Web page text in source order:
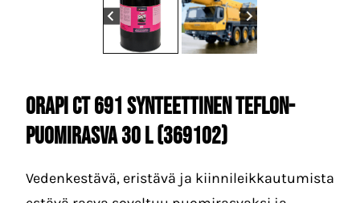
ORAPI CT 691 Synteettinen Teflon-
Puomirasva 30 L (3691O2)
Vedenkestävä, eristävä ja kiinnileikkautumista